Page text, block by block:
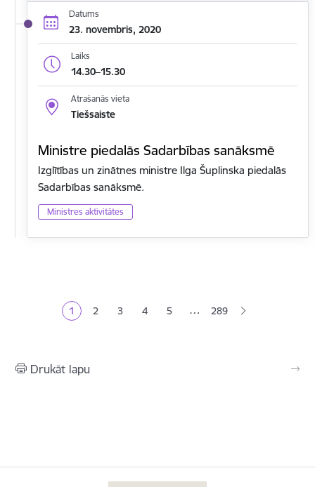
Datums
23. novembris, 2020
Laiks
14.30–15.30
Atrašanās vieta
Tiešsaiste
Ministre piedalās Sadarbības sanāksmē
Izglītības un zinātnes ministre Ilga Šuplinska piedalās
Sadarbības sanāksmē.
Ministres aktivitātes
Pašreizējā lapa
1 Lapa
2 Lapa
3 Lapa
4 Lapa
5 … 289
Drukāt lapu